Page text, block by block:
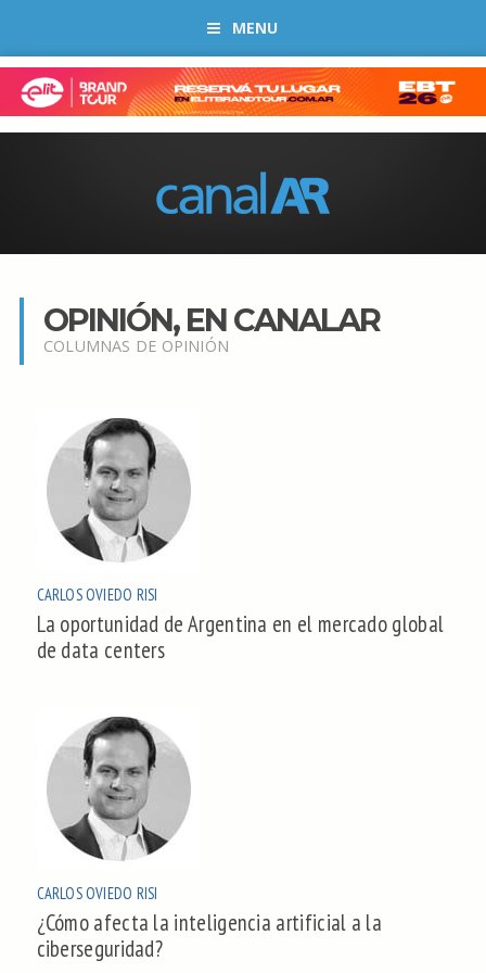
MENU
OPINIÓN, EN CANALAR
COLUMNAS DE OPINIÓN
CARLOS OVIEDO RISI
La oportunidad de Argentina en el mercado global
de data centers
CARLOS OVIEDO RISI
¿Cómo afecta la inteligencia artificial a la
ciberseguridad?